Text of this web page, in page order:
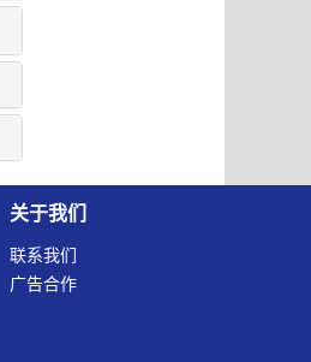
关于我们
联系我们
广告合作